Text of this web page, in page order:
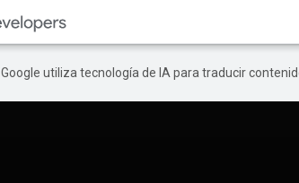
Google utiliza tecnología de IA para traducir